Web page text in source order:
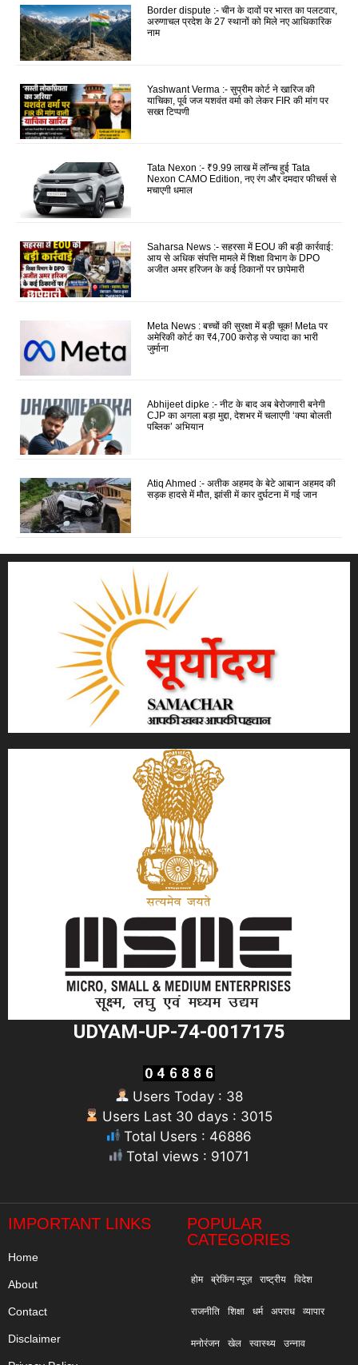
Border dispute :- चीन के दावों पर भारत का पलटवार,
अरुणाचल प्रदेश के 27 स्थानों को मिले नए आधिकारिक
नाम
Yashwant Verma :- सुप्रीम कोर्ट ने खारिज की
याचिका, पूर्व जज यशवंत वर्मा को लेकर FIR की मांग पर
सख्त टिप्पणी
Tata Nexon :- ₹9.99 लाख में लॉन्च हुई Tata
Nexon CAMO Edition, नए रंग और दमदार फीचर्स से
मचाएगी धमाल
Saharsa News :- सहरसा में EOU की बड़ी कार्रवाई:
आय से अधिक संपत्ति मामले में शिक्षा विभाग के DPO
अजीत अमर हरिजन के कई ठिकानों पर छापेमारी
Meta News : बच्चों की सुरक्षा में बड़ी चूक! Meta पर
अमेरिकी कोर्ट का ₹4,700 करोड़ से ज्यादा का भारी
जुर्माना
Abhijeet dipke :- नीट के बाद अब बेरोजगारी बनेगी
CJP का अगला बड़ा मुद्दा, देशभर में चलाएगी ‘क्या बोलती
पब्लिक’ अभियान
Atiq Ahmed :- अतीक अहमद के बेटे आबान अहमद की
सड़क हादसे में मौत, झांसी में कार दुर्घटना में गई जान
UDYAM-UP-74-0017175
Users Today : 38
Users Last 30 days : 3015
Total Users : 46886
Total views : 91071
IMPORTANT LINKS
Home
About
Contact
Disclaimer
POPULAR
CATEGORIES
होम ब्रेकिंग न्यूज़ राष्ट्रीय विदेश
राजनीति शिक्षा धर्म अपराध व्यापार
मनोरंजन खेल स्वास्थ्य उन्नाव